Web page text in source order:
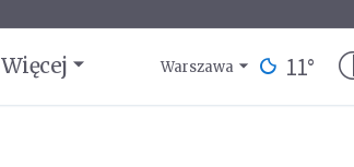
Więcej Warszawa 11°